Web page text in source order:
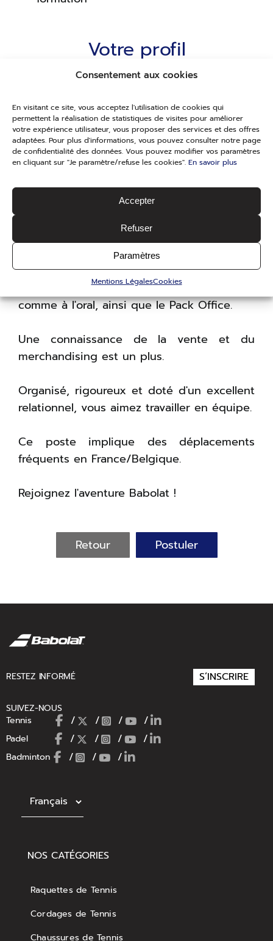
Consentement aux cookies
En visitant ce site, vous acceptez l'utilisation de cookies qui
permettent la réalisation de statistiques de visites pour améliorer
votre expérience utilisateur, vous proposer des services et des offres
adaptées. Pour plus d'informations, vous pouvez consulter notre page
de confidentialité des données. Vous pouvez modifier vos paramètres
en cliquant sur "Je paramètre/refuse les cookies". En savoir plus
Accepter
Refuser
Paramètres
Mentions LégalesCookies
Votre profil
De formation Bac +4/5 en école de
commerce ou équivalent, vous justifiez
d'au moins 3 ans d'expérience sur un
poste de gestion de partenariats.
Vous connaissez l'écosystème du Padel et
savez coordonner des activations terrain.
transversaux impliquant les fonctions
support et les équipes opérationnelles.
Vous maîtrisez l'anglais courant, à l'écrit
comme à l'oral, ainsi que le Pack Office.
Une connaissance de la vente et du
merchandising est un plus.
Organisé, rigoureux et doté d'un excellent
relationnel, vous aimez travailler en équipe.
Ce poste implique des déplacements
fréquents en France/Belgique.
Rejoignez l'aventure Babolat !
Retour Postuler
RESTEZ INFORMÉ S’INSCRIRE
SUIVEZ-NOUS
Tennis
/ / / /
Padel / / / /
Badminton / / /
Choisir une langue
NOS CATÉGORIES
Raquettes de Tennis
Cordages de Tennis
Chaussures de Tennis